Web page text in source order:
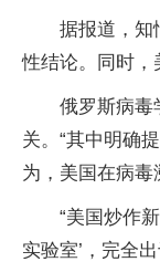
据报道，知
性结论。同时，
俄罗斯病毒
关。“其中明确
为，美国在病毒
“美国炒作
实验室’，完全